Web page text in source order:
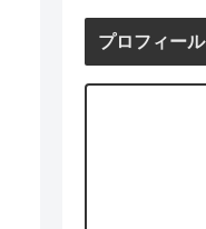
プロフィール